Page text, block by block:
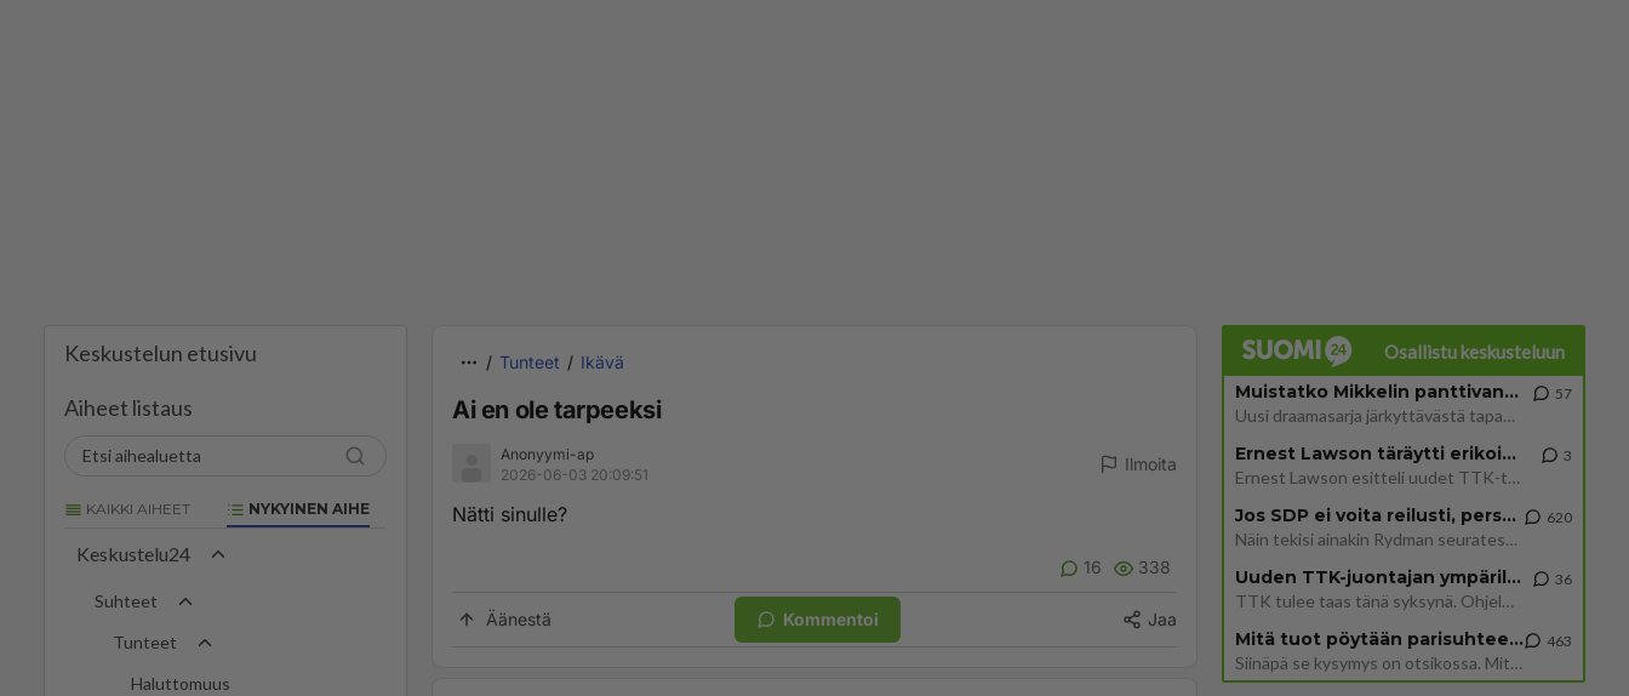
Keskustelun etusivu
Aiheet listaus
KAIKKI AIHEET NYKYINEN AIHE
Keskustelu24
Suhteet
Tunteet
Haluttomuus
Tunteet Ikävä
Ai en ole tarpeeksi
Anonyymi-ap
2026-06-03 20:09:51
Ilmoita
Nätti sinulle?
16 338
Äänestä Kommentoi Jaa
Osallistu keskusteluun
Muistatko Mikkelin panttivankidraaman?
Uusi draamasarja järkyttävästä tapauksesta on tulossa. Tositapahtumiin perustuva sarja ammentaa vuoden 1986 Mikkelin pan
57
Ernest Lawson täräytti erikoisen heiton TTK-lehdistötilaisuudessa: " Onko tässä tarkoituksena...?"
Ernest Lawson esitteli uudet TTK-tähtioppilaat ja opettajat torstaina 6.8. lehdistölle. Tulevalla kaudella on yksi hausk
3
Jos SDP ei voita reilusti, persut kumoavat demokratian Suomesta
Näin tekisi ainakin Rydman seuratessaan idolinsa Trumpin mallia https://www.is.fi/politiikka/art-2000012187244.html
620
Uuden TTK-juontajan ympärillä epätietoisuus sakenee - Nyt MTV hämmentää soppaa
TTK tulee taas tänä syksynä. Ohjelman uudet tähtioppilaat julkistetaan torstaina 6. elokuuta klo 14 alkavassa lehdistö
36
Mitä tuot pöytään parisuhteessa?
Siinäpä se kysymys on otsikossa. Mitäpä siis tuot/toisit pöytään parisuhteessa? Oletko mies vai nainen? Koetko sen mitä
463